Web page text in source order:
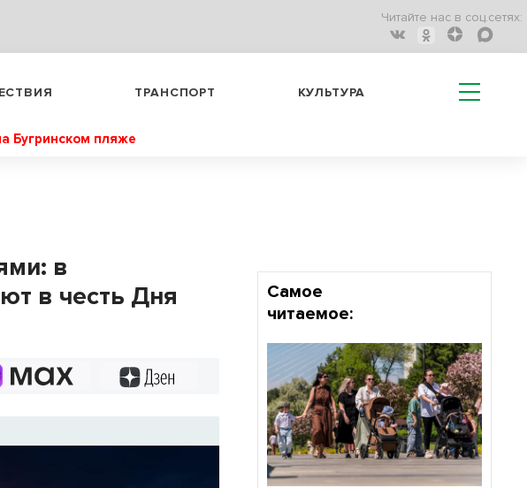
Читайте нас в соц.сетях:
ТРАНСПОРТ КУЛЬТУРА
Бугринском пляже
в
в честь Дня
Самое
читаемое: